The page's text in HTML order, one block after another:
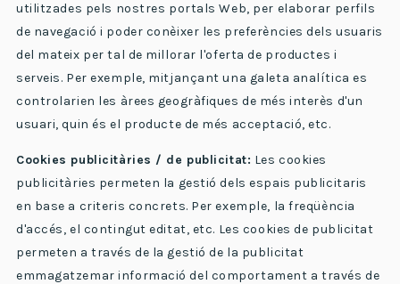
utilitzades pels nostres portals Web, per elaborar perfils
de navegació i poder conèixer les preferències dels usuaris
del mateix per tal de millorar l'oferta de productes i
serveis. Per exemple, mitjançant una galeta analítica es
controlarien les àrees geogràfiques de més interès d'un
usuari, quin és el producte de més acceptació, etc.
Cookies publicitàries / de publicitat: Les cookies
publicitàries permeten la gestió dels espais publicitaris
en base a criteris concrets. Per exemple, la freqüència
d'accés, el contingut editat, etc. Les cookies de publicitat
permeten a través de la gestió de la publicitat
emmagatzemar informació del comportament a través de